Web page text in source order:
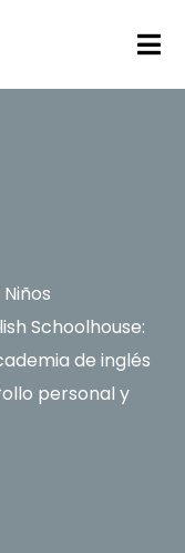
Schoolhouse:
de inglés
personal y